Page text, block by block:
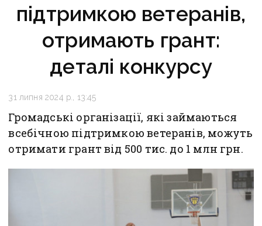
підтримкою ветеранів,
отримають грант:
деталі конкурсу
31 липня 2024 р., 13:45
Громадські організації, які займаються
всебічною підтримкою ветеранів, можуть
отримати грант від 500 тис. до 1 млн грн.